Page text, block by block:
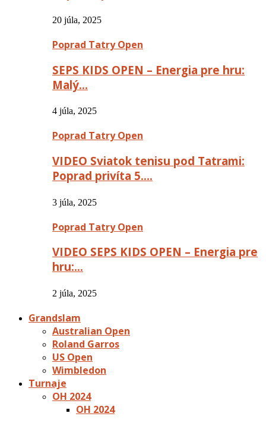
20 júla, 2025
Poprad Tatry Open
SEPS KIDS OPEN – Energia pre hru:
Malý…
4 júla, 2025
Poprad Tatry Open
VIDEO Sviatok tenisu pod Tatrami:
Poprad privíta 5….
3 júla, 2025
Poprad Tatry Open
VIDEO SEPS KIDS OPEN – Energia pre
hru:…
2 júla, 2025
Grandslam
Australian Open
Roland Garros
US Open
Wimbledon
Turnaje
OH 2024
OH 2024